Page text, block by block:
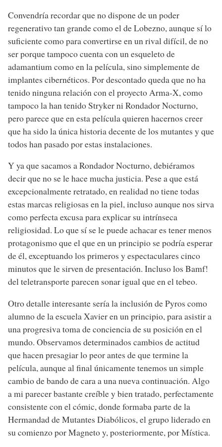
Convendría recordar que no dispone de un poder
regenerativo tan grande como el de Lobezno, aunque sí lo
suficiente como para convertirse en un rival difícil, de no
ser porque tampoco cuenta con un esqueleto de
adamantium como en la película, sino simplemente de
implantes cibernéticos. Por descontado queda que no ha
tenido ninguna relación con el proyecto Arma-X, como
tampoco la han tenido Stryker ni Rondador Nocturno,
pero parece que en esta película quieren hacernos creer
que ha sido la única historia decente de los mutantes y que
todos han pasado por estas instalaciones.
Y ya que sacamos a Rondador Nocturno, debiéramos
decir que no se le hace mucha justicia. Pese a que está
excepcionalmente retratado, en realidad no tiene todas
estas marcas religiosas en la piel, incluso aunque nos sirva
como perfecta excusa para explicar su intrínseca
religiosidad. Lo que sí se le puede achacar es tener menos
protagonismo que el que en un principio se podría esperar
de él, exceptuando los primeros y espectaculares cinco
minutos que le sirven de presentación. Incluso los Bamf!
del teletransporte parecen sonar igual que en el tebeo.
Otro detalle interesante sería la inclusión de Pyros como
alumno de la escuela Xavier en un principio, para asistir a
una progresiva toma de conciencia de su posición en el
mundo. Observamos determinados cambios de actitud
que hacen presagiar lo peor antes de que termine la
película, aunque al final únicamente tenemos un simple
cambio de bando de cara a una nueva continuación. Algo
a mi parecer bastante creíble y bien tratado, perfectamente
consistente con el cómic, donde formaba parte de la
Hermandad de Mutantes Diabólicos, el grupo liderado en
su comienzo por Magneto y, posteriormente, por Mística.